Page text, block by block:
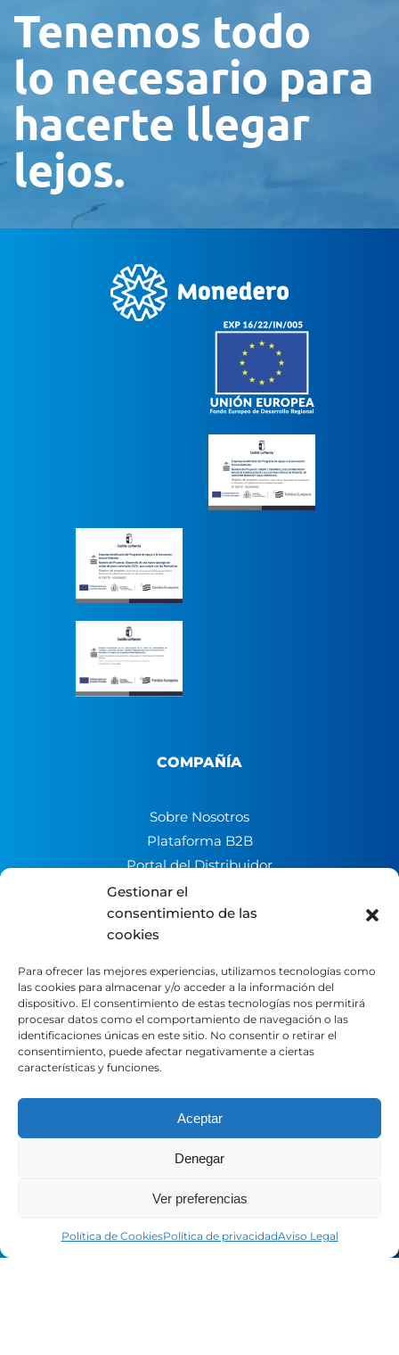
Gestionar el
consentimiento de las
cookies
Para ofrecer las mejores experiencias, utilizamos tecnologías como
las cookies para almacenar y/o acceder a la información del
dispositivo. El consentimiento de estas tecnologías nos permitirá
procesar datos como el comportamiento de navegación o las
identificaciones únicas en este sitio. No consentir o retirar el
consentimiento, puede afectar negativamente a ciertas
características y funciones.
Aceptar
Denegar
Ver preferencias
Política de CookiesPolítica de privacidadAviso Legal
Tenemos todo
lo necesario para
hacerte llegar
lejos.
COMPAÑÍA
Sobre Nosotros
Plataforma B2B
Portal del Distribuidor
Contacto
Trabaja con nosotros
Canal de denuncias
LEGAL
Aviso Legal
Política de Privacidad
Política de Cookies
Fondos Europeos